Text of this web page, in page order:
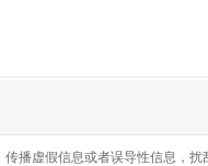
播虚假信息或者误导性信息，